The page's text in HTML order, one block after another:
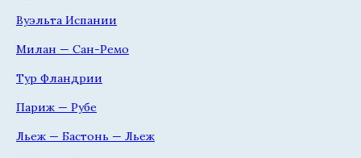
Вуэльта Испании
Милан — Сан-Ремо
Тур Фландрии
Париж — Рубе
Льеж — Бастонь — Льеж